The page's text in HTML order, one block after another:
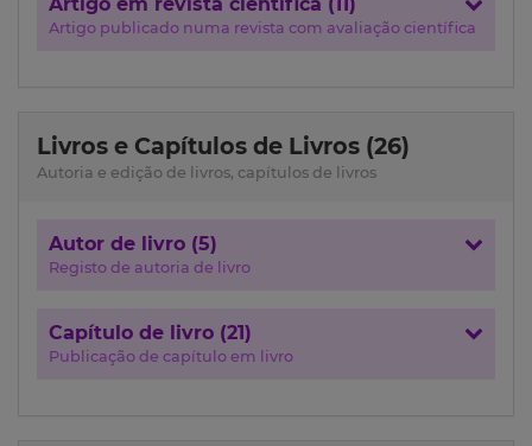
Artigo publicado numa revista com avaliação científica
Livros e Capítulos de Livros (26)
Autoria e edição de livros, capítulos de livros
Autor de livro (5)
Registo de autoria de livro
Capítulo de livro (21)
Publicação de capítulo em livro